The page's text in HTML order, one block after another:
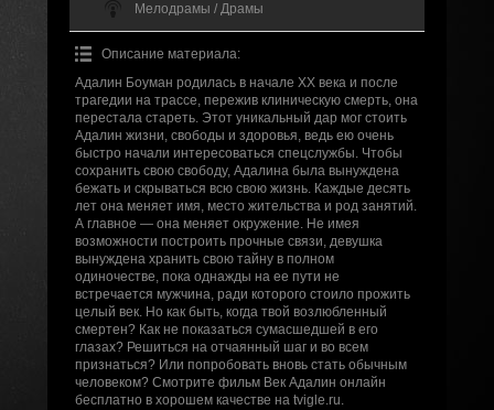
Мелодрамы / Драмы
Описание материала:
Адалин Боуман родилась в начале ХХ века и после
трагедии на трассе, пережив клиническую смерть, она
перестала стареть. Этот уникальный дар мог стоить
Адалин жизни, свободы и здоровья, ведь ею очень
быстро начали интересоваться спецслужбы. Чтобы
сохранить свою свободу, Адалина была вынуждена
бежать и скрываться всю свою жизнь. Каждые десять
лет она меняет имя, место жительства и род занятий.
А главное — она меняет окружение. Не имея
возможности построить прочные связи, девушка
вынуждена хранить свою тайну в полном
одиночестве, пока однажды на ее пути не
встречается мужчина, ради которого стоило прожить
целый век. Но как быть, когда твой возлюбленный
смертен? Как не показаться сумасшедшей в его
глазах? Решиться на отчаянный шаг и во всем
признаться? Или попробовать вновь стать обычным
человеком? Смотрите фильм Век Адалин онлайн
бесплатно в хорошем качестве на tvigle.ru.